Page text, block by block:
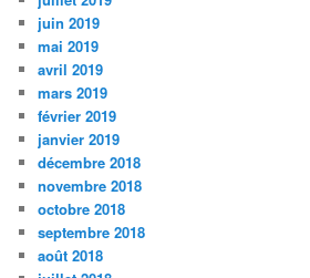
juin 2019
mai 2019
avril 2019
mars 2019
février 2019
janvier 2019
décembre 2018
novembre 2018
octobre 2018
septembre 2018
août 2018